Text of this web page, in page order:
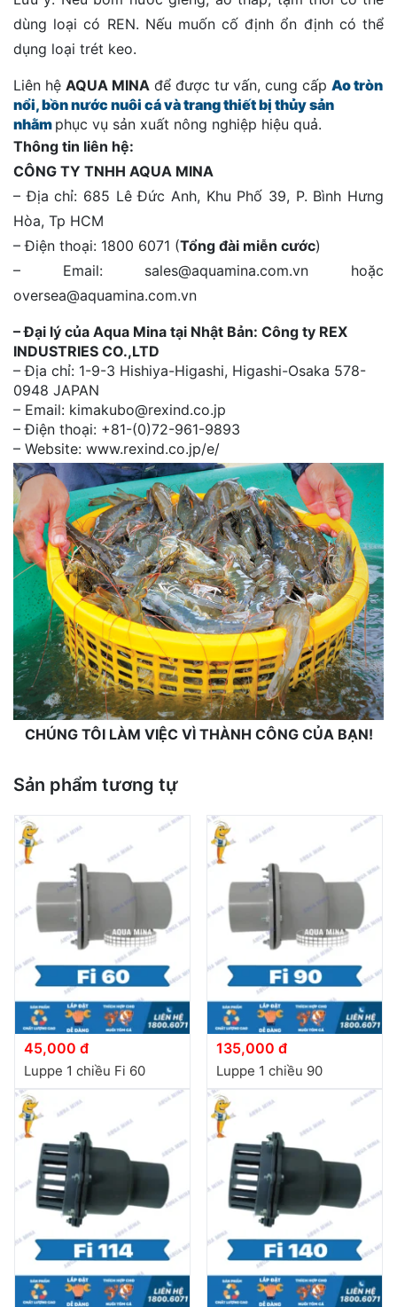
dùng loại có REN. Nếu muốn cố định ổn định có thể
dụng loại trét keo.
Liên hệ AQUA MINA để được tư vấn, cung cấp Ao tròn
nổi, bồn nước nuôi cá và trang thiết bị thủy sản
nhằm phục vụ sản xuất nông nghiệp hiệu quả.
Thông tin liên hệ:
CÔNG TY TNHH AQUA MINA
– Địa chỉ: 685 Lê Đức Anh, Khu Phố 39, P. Bình Hưng
Hòa, Tp HCM
– Điện thoại: 1800 6071 (Tổng đài miễn cước)
– Email: sales@aquamina.com.vn hoặc
oversea@aquamina.com.vn
– Đại lý của Aqua Mina tại Nhật Bản: Công ty REX
INDUSTRIES CO.,LTD
– Địa chỉ: 1-9-3 Hishiya-Higashi, Higashi-Osaka 578-
0948 JAPAN
– Email: kimakubo@rexind.co.jp
– Điện thoại: +81-(0)72-961-9893
– Website: www.rexind.co.jp/e/
CHÚNG TÔI LÀM VIỆC VÌ THÀNH CÔNG CỦA BẠN!
Sản phẩm tương tự
45,000 đ
Luppe 1 chiều Fi 60
135,000 đ
Luppe 1 chiều 90